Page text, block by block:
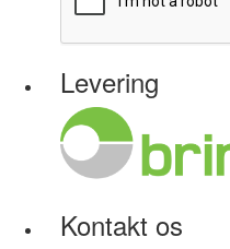
Levering
Kontakt os